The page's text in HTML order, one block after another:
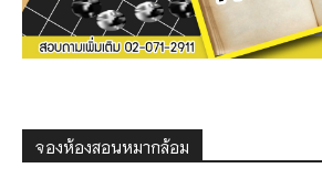
จองห้องสอนหมากล้อม